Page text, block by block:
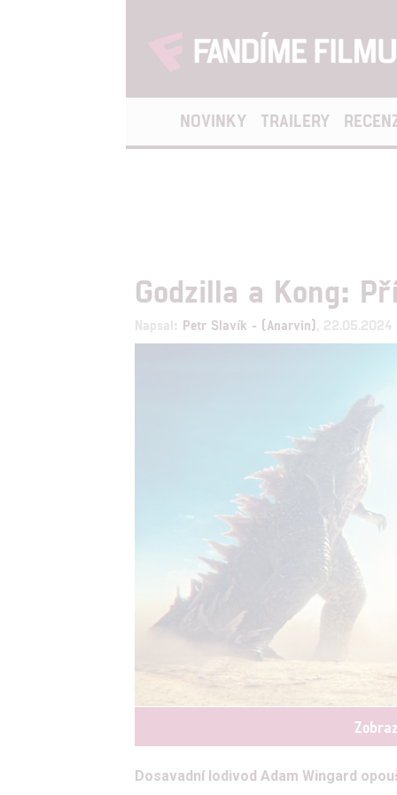
NOVINKY TRAILERY
Godzilla a Kong:
Napsal: Petr Slavík - (Anarvin) ,
Dosavadní lodivod Adam Wingard